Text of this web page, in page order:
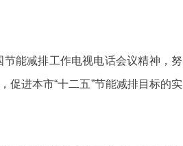
能减排工作电视电话会议精神，努
促进本市“十二五”节能减排目标的实